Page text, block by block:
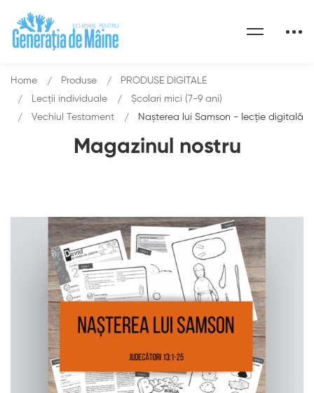
Magazinul nostru
Home Produse
PRODUSE DIGITALE
Lecții individuale
Școlari mici (7-9 ani)
Vechiul Testament
Nașterea lui Samson - lecție digitală